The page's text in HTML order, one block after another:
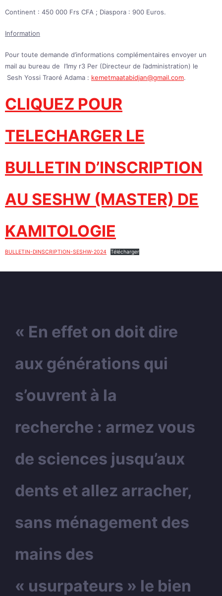
Continent : 450 000 Frs CFA ; Diaspora : 900 Euros.
Information
Pour toute demande d’informations complémentaires envoyer un
mail au bureau de l’Imy r3 Per (Directeur de l’administration) le
Sesh Yossi Traoré Adama : kemetmaatabidjan@gmail.com.
CLIQUEZ POUR
TELECHARGER LE
BULLETIN D’INSCRIPTION
AU SESHW (MASTER) DE
KAMITOLOGIE
BULLETIN-DINSCRIPTION-SESHW-2024 Télécharger
« En effet on doit dire
aux générations qui
s’ouvrent à la
recherche : armez vous
de sciences jusqu’aux
dents et allez arracher,
sans ménagement des
mains des
« usurpateurs » le bien